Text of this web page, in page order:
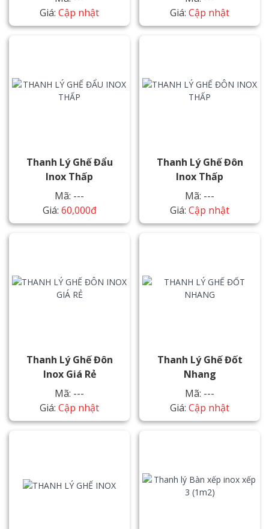
Giá: Cập nhật
Giá: Cập nhật
Thanh Lý Ghế Đẩu
Inox Thấp
Mã: ---
Giá: 60,000đ
Thanh Lý Ghế Đôn
Inox Thấp
Mã: ---
Giá: Cập nhật
Thanh Lý Ghế Đôn
Inox Giá Rẻ
Mã: ---
Giá: Cập nhật
Thanh Lý Ghế Đốt
Nhang
Mã: ---
Giá: Cập nhật